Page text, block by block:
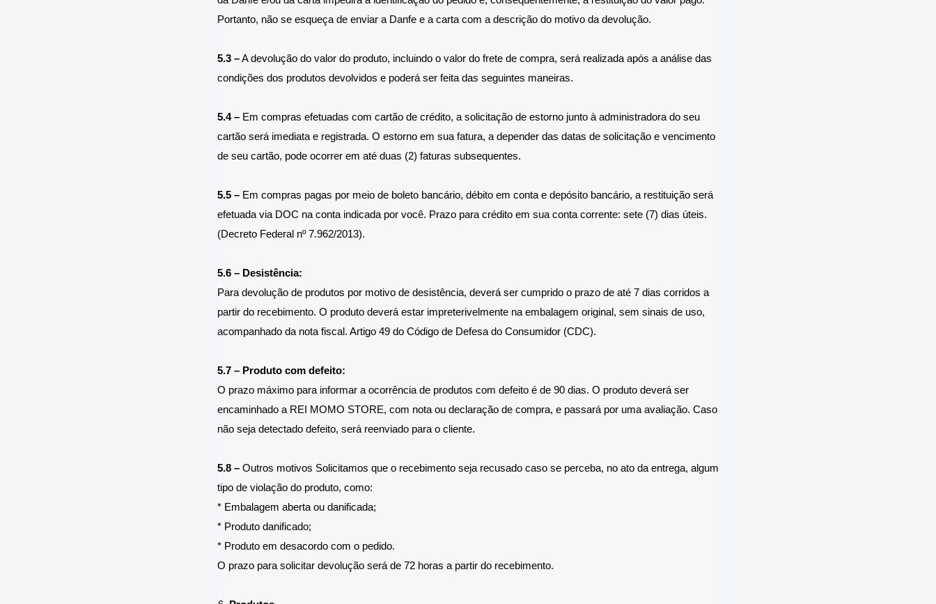
Portanto, não se esqueça de enviar a Danfe e a carta com a descrição do motivo da devolução.
5.3 –A devolução do valor do produto, incluindo o valor do frete de compra, será realizada após a análise das
condições dos produtos devolvidos e poderá ser feita das seguintes maneiras.
5.4 – Em compras efetuadas com cartão de crédito, a solicitação de estorno junto à administradora do seu
cartão será imediata e registrada. O estorno em sua fatura, a depender das datas de solicitação e vencimento
de seu cartão, pode ocorrer em até duas (2) faturas subsequentes.
5.5 – Em compras pagas por meio de boleto bancário, débito em conta e depósito bancário, a restituição será
efetuada via DOC na conta indicada por você. Prazo para crédito em sua conta corrente: sete (7) dias úteis.
(Decreto Federal nº 7.962/2013).
5.6 – Desistência:
Para devolução de produtos por motivo de desistência, deverá ser cumprido o prazo de até 7 dias corridos a
partir do recebimento. O produto deverá estar impreterivelmente na embalagem original, sem sinais de uso,
acompanhado da nota fiscal. Artigo 49 do Código de Defesa do Consumidor (CDC).
5.7 – Produto com defeito:
O prazo máximo para informar a ocorrência de produtos com defeito é de 90 dias. O produto deverá ser
encaminhado a REI MOMO STORE, com nota ou declaração de compra, e passará por uma avaliação. Caso
não seja detectado defeito, será reenviado para o cliente.
5.8 – Outros motivos Solicitamos que o recebimento seja recusado caso se perceba, no ato da entrega, algum
tipo de violação do produto, como:
* Embalagem aberta ou danificada;
* Produto danificado;
* Produto em desacordo com o pedido.
O prazo para solicitar devolução será de 72 horas a partir do recebimento.